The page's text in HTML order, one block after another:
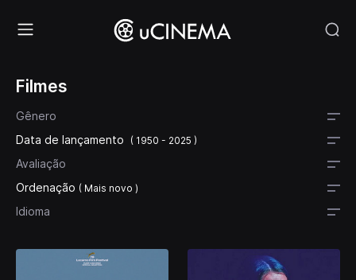
Filmes
Gênero
Data de lançamento
( 1950 - 2025 )
Avaliação
Ordenação ( Mais novo )
Idioma